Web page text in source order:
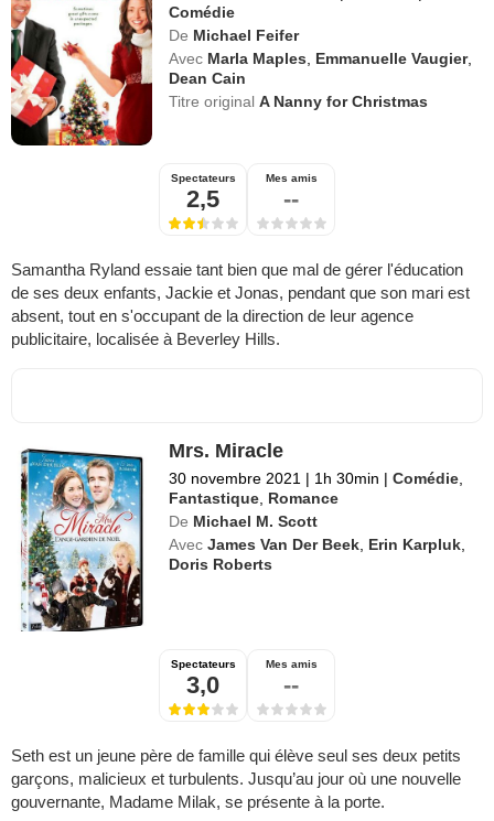
Comédie
De Michael Feifer
Avec Marla Maples Emmanuelle Vaugier,
Dean Cain
Titre originalA Nanny for Christmas
Spectateurs
2,5
Mes amis
--
Samantha Ryland essaie tant bien que mal de gérer l'éducation
de ses deux enfants, Jackie et Jonas, pendant que son mari est
absent, tout en s'occupant de la direction de leur agence
publicitaire, localisée à Beverley Hills.
Mrs. Miracle
30 novembre 2021 | 1h 30min | Comédie
Fantastique Romance
De Michael M. Scott
Avec James Van Der Beek Erin Karpluk
Doris Roberts
Spectateurs
3,0
Mes amis
--
Seth est un jeune père de famille qui élève seul ses deux petits
garçons, malicieux et turbulents. Jusqu’au jour où une nouvelle
gouvernante, Madame Milak, se présente à la porte.